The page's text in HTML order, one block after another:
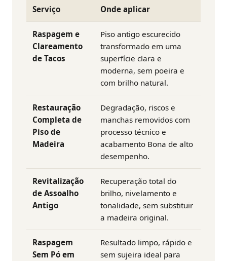
Serviço Onde aplicar
Raspagem e
Clareamento
de Tacos
Piso antigo escurecido
transformado em uma
superfície clara e
moderna, sem poeira e
com brilho natural.
Restauração
Completa de
Piso de
Madeira
Degradação, riscos e
manchas removidos com
processo técnico e
acabamento Bona de alto
desempenho.
Revitalização
de Assoalho
Antigo
Recuperação total do
brilho, nivelamento e
tonalidade, sem substituir
a madeira original.
Raspagem
Sem Pó em
Resultado limpo, rápido e
sem sujeira ideal para